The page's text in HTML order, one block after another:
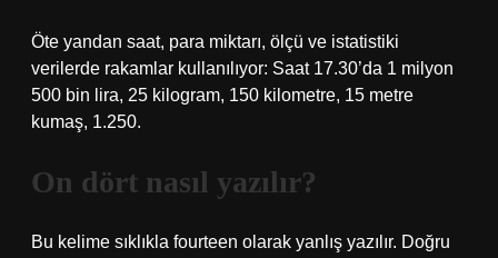
Öte yandan saat, para miktarı, ölçü ve istatistiki
verilerde rakamlar kullanılıyor: Saat 17.30’da 1 milyon
500 bin lira, 25 kilogram, 150 kilometre, 15 metre
kumaş, 1.250.
On dört nasıl yazılır?
Bu kelime sıklıkla fourteen olarak yanlış yazılır. Doğru